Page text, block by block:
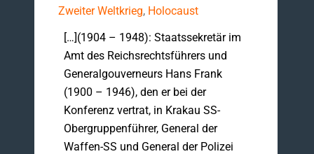
Zweiter Weltkrieg, Holocaust
[…](1904 – 1948): Staatssekretär im
Amt des Reichsrechtsführers und
Generalgouverneurs Hans Frank
(1900 – 1946), den er bei der
Konferenz vertrat, in Krakau SS-
Obergruppenführer, General der
Waffen-SS und General der Polizei